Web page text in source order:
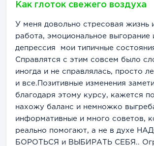
Как глоток свежего воздуха
У меня довольно стресовая жизнь
работа, эмоциональное выгорание
депрессия мои типичные
Справлятся с этим совсем было
иногда и не справлялась, просто
и все.Позитивные изменения
благодаря этому курсу, кажется
нахожу баланс и немножко
информативные и много советов,
реально помогают, а не в духе
БОРОТЬСЯ и ВЫБИРАТЬ СЕБЯ..